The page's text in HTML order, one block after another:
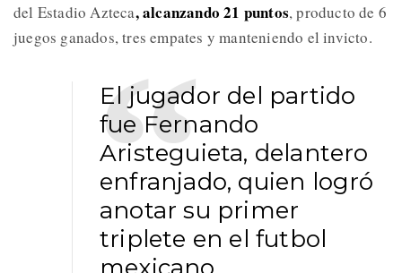
del Estadio Azteca, alcanzando 21 puntos, producto de 6
juegos ganados, tres empates y manteniendo el invicto.
El jugador del partido
fue Fernando
Aristeguieta, delantero
enfranjado, quien logró
anotar su primer
triplete en el futbol